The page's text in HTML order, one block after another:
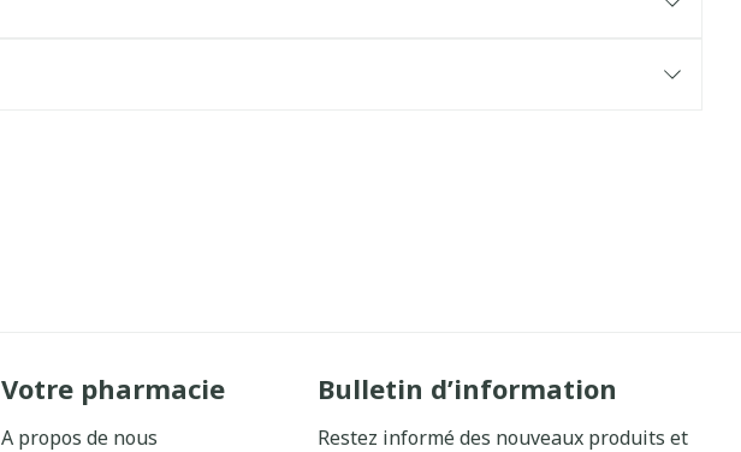
Votre pharmacie
A propos de nous
Bulletin d’information
Restez informé des nouveaux produits et